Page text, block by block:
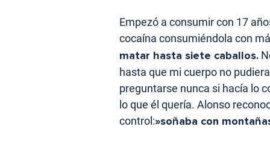
Empezó a consumir con 17
cocaína consumiéndola con
matar hasta siete caballos.
hasta que mi cuerpo no
preguntarse nunca si hacía lo
lo que él quería. Alonso
control:»soñaba con